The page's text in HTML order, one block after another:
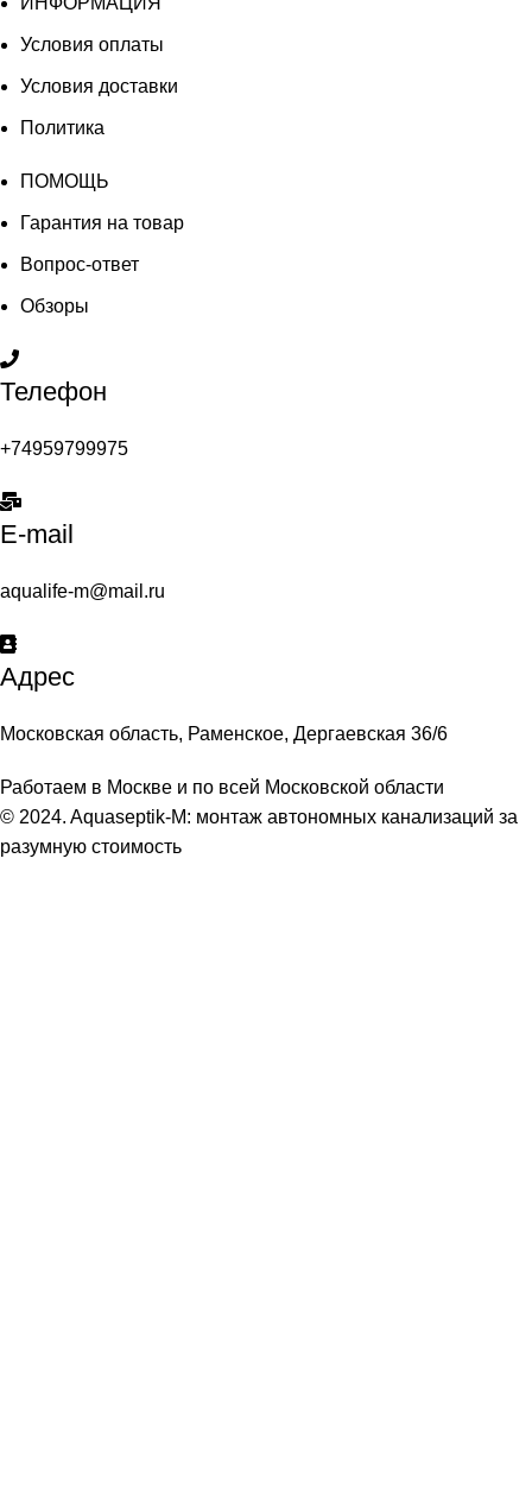
Условия оплаты
Условия доставки
Политика
ПОМОЩЬ
Гарантия на товар
Вопрос-ответ
Обзоры
Телефон
+74959799975
E-mail
aqualife-m@mail.ru
Адрес
Московская область, Раменское, Дергаевская 36/6
Работаем в Москве и по всей Московской области
© 2024. Aquaseptik-M: монтаж автономных канализаций за
разумную стоимость